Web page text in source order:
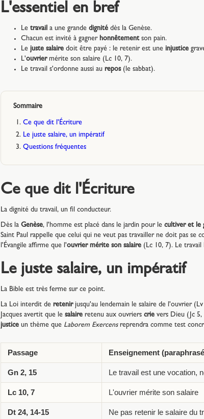
L'essentiel en bref
Le travail a une grande dignitédès la Genèse.
Chacun est invité à gagner honnêtementson pain.
Le juste salairedoit être payé : le retenir est une injustice
L'ouvriermérite son salaire (Lc 10, 7).
Le travail s'ordonne aussi au repos(le sabbat).
Sommaire
Ce que dit l'Écriture
Le juste salaire, un impératif
Questions fréquentes
Ce que dit l'Écriture
La dignité du travail, un fil conducteur.
Dès la Genèse, l'homme est placé dans le jardin pour le cultiver et le
Saint Paul rappelle que celui qui ne veut pas travailler ne doit pas se
l'Évangile affirme que l'ouvrier mérite son salaire(Lc 10, 7). Le
Le juste salaire, un impératif
La Bible est très ferme sur ce point.
La Loi interdit de retenirjusqu'au lendemain le salaire de l'ouvrier
Jacques avertit que le salaireretenu aux ouvriers crievers Dieu (Jc
justiceun thème que Laborem Exercensreprendra comme test
Passage Enseignement
Gn 2, 15 Le travail est une vocation,
Lc 10, 7 L'ouvrier mérite son salaire
Dt 24, 14-15 Ne pas retenir le salaire du